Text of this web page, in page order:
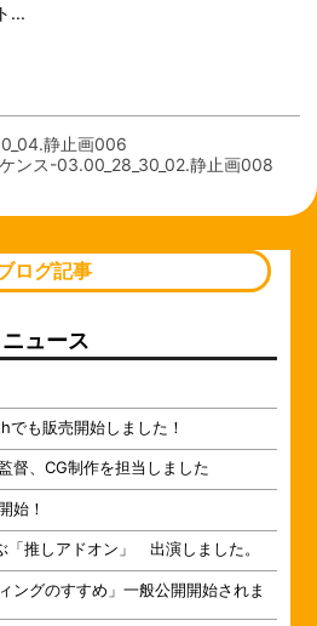
...
静止画006
ンス-03.00_28_30_02.静止画008
ログ記事
ニュース
も販売開始しました！
督、CG制作を担当しました
始！
「推しアドオン」 出演しました。
ングのすすめ」一般公開開始されま